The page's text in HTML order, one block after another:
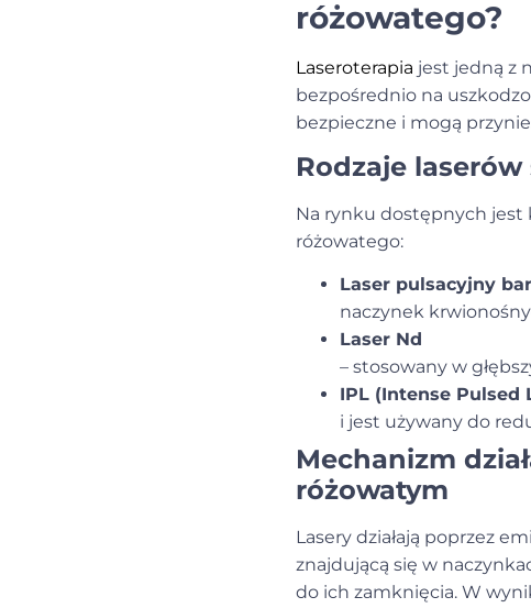
różowatego?
Laseroterapia jest jedną z
bezpośrednio na
bezpieczne i mogą
Rodzaje
Na rynku dostępnych jest
różowatego:
Laser pulsacyjny
naczynek
Laser Nd
– stosowany w
IPL (Intense Pulsed
i jest używany do
Mechanizm
różowatym
Lasery działają poprzez
znajdującą się w
do ich zamknięcia. W